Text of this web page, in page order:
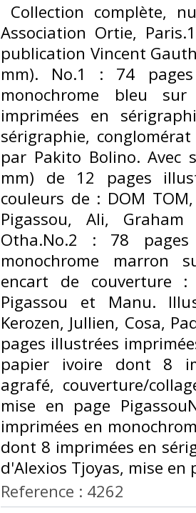
Collection complète,
Association Ortie,
publication Vincent
mm). No.1 : 74
monochrome bleu
imprimées en
sérigraphie,
par Pakito Bolino. Avec
mm) de 12 pages
couleurs de : DOM
Pigassou, Ali,
Otha.No.2 : 78
monochrome marron
encart de couverture
Pigassou et Manu.
Kerozen, Jullien, Cosa,
pages illustrées
papier ivoire dont 8
agrafé, couverture/
mise en page
imprimées en
dont 8 imprimées en
d'Alexios Tjoyas, mise en
Reference : 4262